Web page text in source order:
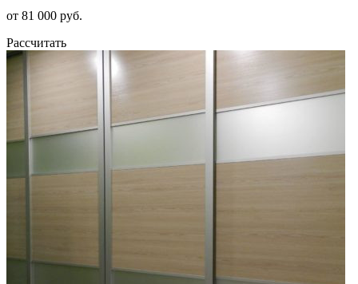
от 81 000 руб.
Рассчитать